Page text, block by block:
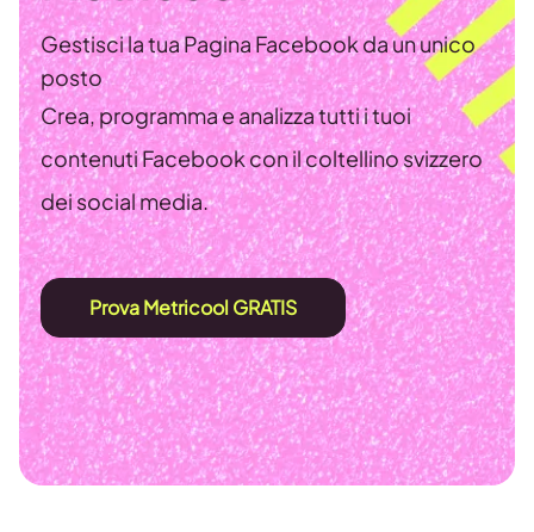
Gestisci la tua Pagina Facebook da un unico
posto
Crea, programma e analizza tutti i tuoi
contenuti Facebook con il coltellino svizzero
dei social media.
Prova Metricool GRATIS